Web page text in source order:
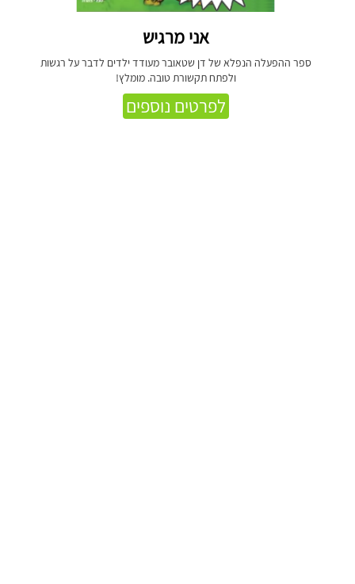
אני מרגיש
ספר ההפעלה הנפלא של דן שטאובר מעודד ילדים לדבר על רגשות
ולפתח תקשורת טובה. מומלץ!
לפרטים נוספים